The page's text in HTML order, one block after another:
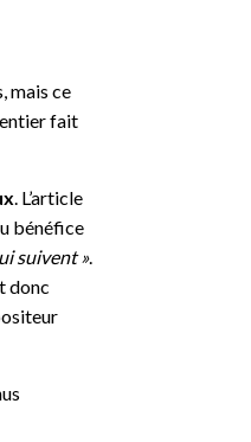
mais ce
entier fait
. L’article
bénéfice
suivent ».
donc